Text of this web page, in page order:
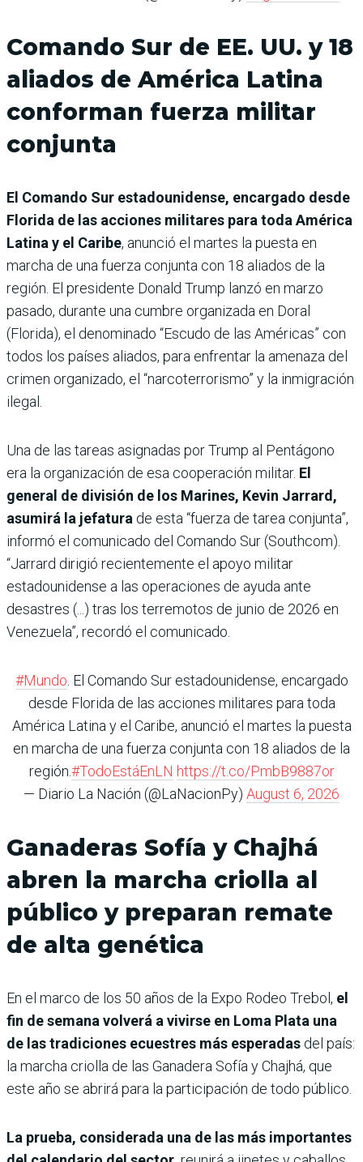
Comando Sur de EE. UU. y 18
aliados de América Latina
conforman fuerza militar
conjunta
El Comando Sur estadounidense, encargado desde
Florida de las acciones militares para toda América
Latina y el Caribe, anunció el martes la puesta en
marcha de una fuerza conjunta con 18 aliados de la
región. El presidente Donald Trump lanzó en marzo
pasado, durante una cumbre organizada en Doral
(Florida), el denominado “Escudo de las Américas” con
todos los países aliados, para enfrentar la amenaza del
crimen organizado, el “narcoterrorismo” y la inmigración
ilegal.
Una de las tareas asignadas por Trump al Pentágono
era la organización de esa cooperación militar. El
general de división de los Marines, Kevin Jarrard,
asumirá la jefatura de esta “fuerza de tarea conjunta”,
informó el comunicado del Comando Sur (Southcom).
“Jarrard dirigió recientemente el apoyo militar
estadounidense a las operaciones de ayuda ante
desastres (...) tras los terremotos de junio de 2026 en
Venezuela”, recordó el comunicado.
#Mundo. El Comando Sur estadounidense, encargado
desde Florida de las acciones militares para toda
América Latina y el Caribe, anunció el martes la puesta
en marcha de una fuerza conjunta con 18 aliados de la
región.#TodoEstáEnLN https://t.co/PmbB9887or
— Diario La Nación (@LaNacionPy) August 6, 2026
Ganaderas Sofía y Chajhá
abren la marcha criolla al
público y preparan remate
de alta genética
En el marco de los 50 años de la Expo Rodeo Trebol, el
fin de semana volverá a vivirse en Loma Plata una
de las tradiciones ecuestres más esperadas del país:
la marcha criolla de las Ganadera Sofía y Chajhá, que
este año se abrirá para la participación de todo público.
La prueba, considerada una de las más importantes